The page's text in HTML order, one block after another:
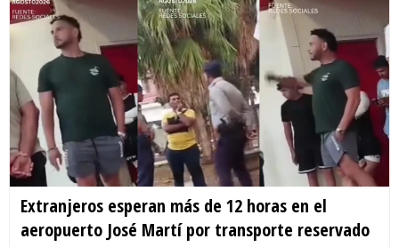
Extranjeros esperan más de 12 horas en el
aeropuerto José Martí por transporte reservado